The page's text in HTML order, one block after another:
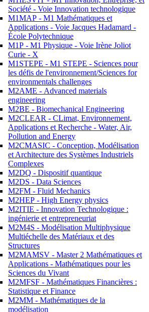
Société - Voie Innovation technologique
M1MAP - M1 Mathématiques et
Applications - Voie Jacques Hadamard -
École Polytechnique
M1P - M1 Physique - Voie Irène Joliot
Curie - X
M1STEPE - M1 STEPE - Sciences pour
les défis de l'environnement/Sciences for
environmentals challenges
M2AME - Advanced materials
engineering
M2BE - Biomechanical Engineering
M2CLEAR - CLimat, Environnement,
Applications et Recherche - Water, Air,
Pollution and Energy
M2CMASIC - Conception, Modélisation
et Architecture des Systèmes Industriels
Complexes
M2DQ - Dispositif quantique
M2DS - Data Sciences
M2FM - Fluid Mechanics
M2HEP - High Energy physics
M2ITIE - Innovation Technologique :
ingénierie et entrepreneuriat
M2M4S - Modélisation Multiphysique
Multiéchelle des Matériaux et des
Structures
M2MAMSV - Master 2 Mathématiques et
Applications - Mathématiques pour les
Sciences du Vivant
M2MFSF - Mathématiques Financières :
Statistique et Finance
M2MM - Mathématiques de la
modélisation